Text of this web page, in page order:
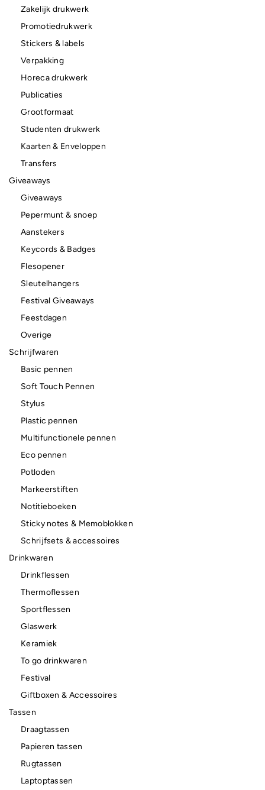
Zakelijk drukwerk
Promotiedrukwerk
Stickers & labels
Verpakking
Horeca drukwerk
Publicaties
Grootformaat
Studenten drukwerk
Kaarten & Enveloppen
Transfers
Giveaways
Giveaways
Pepermunt & snoep
Aanstekers
Keycords & Badges
Flesopener
Sleutelhangers
Festival Giveaways
Feestdagen
Overige
Schrijfwaren
Basic pennen
Soft Touch Pennen
Stylus
Plastic pennen
Multifunctionele pennen
Eco pennen
Potloden
Markeerstiften
Notitieboeken
Sticky notes & Memoblokken
Schrijfsets & accessoires
Drinkwaren
Drinkflessen
Thermoflessen
Sportflessen
Glaswerk
Keramiek
To go drinkwaren
Festival
Giftboxen & Accessoires
Tassen
Draagtassen
Papieren tassen
Rugtassen
Laptoptassen